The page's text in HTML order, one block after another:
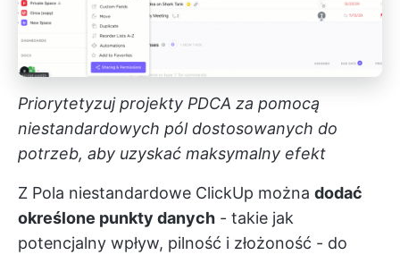
Priorytetyzuj projekty PDCA za pomocą
niestandardowych pól dostosowanych do
potrzeb, aby uzyskać maksymalny efekt
Z Pola niestandardowe ClickUp można dodać
określone punkty danych - takie jak
potencjalny wpływ, pilność i złożoność - do